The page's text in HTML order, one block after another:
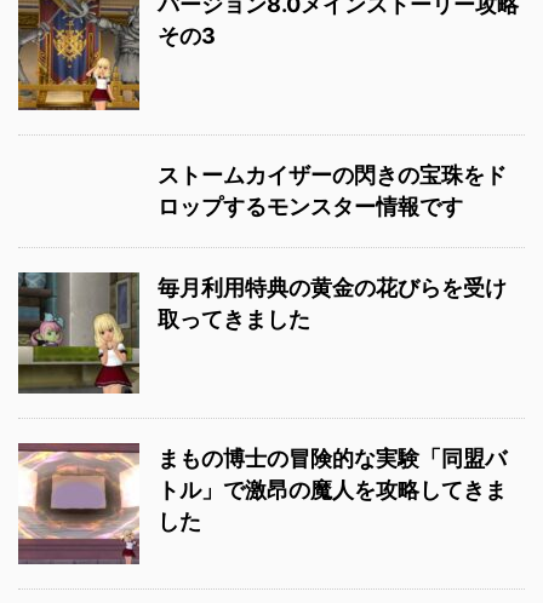
その3
ストームカイザーの閃きの宝珠をド
ロップするモンスター情報です
毎月利用特典の黄金の花びらを受け
取ってきました
まもの博士の冒険的な実験「同盟バ
トル」で激昂の魔人を攻略してきま
した